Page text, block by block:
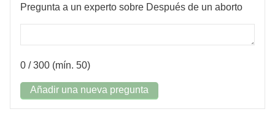
Pregunta a un experto sobre Después de un aborto
0 / 300 (mín. 50)
Añadir una nueva pregunta